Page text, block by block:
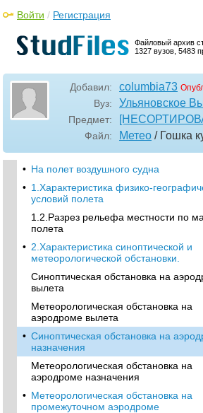
Файловый архив
1327 вузов, 5483
Войти / Регистрация
Добавил: columbia73
Вуз: Ульяновское
Предмет:
Файл: Метео / Гошка
• На полет воздушного судна
• 1.Характеристика физико-
условий полета
1.2.Разрез рельефа местности по
полета
• 2.Характеристика синоптической и
метеорологической обстановки.
Синоптическая обстановка на
вылета
Метеорологическая обстановка на
аэродроме вылета
• Синоптическая обстановка на
назначения
Метеорологическая обстановка на
аэродроме назначения
• Метеорологическая обстановка на
промежуточном аэродроме